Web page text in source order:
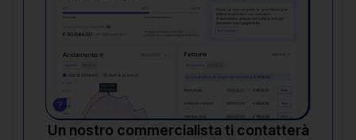
Un nostro commercialista ti contatterà